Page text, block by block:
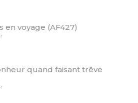
en voyage (AF427)
quand faisant trêve